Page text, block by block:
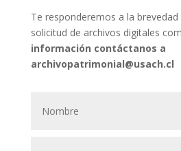
Te responderemos a la
solicitud de archivos digitales
información contáctanos a
archivopatrimonial@usach.cl